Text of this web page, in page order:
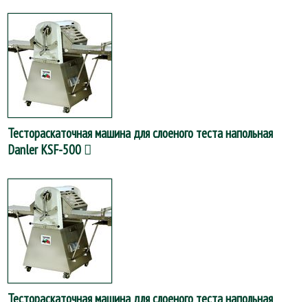
Тестораскаточная машина для слоеного теста напольная
Danler KSF-500
Тестораскаточная машина для слоеного теста напольная